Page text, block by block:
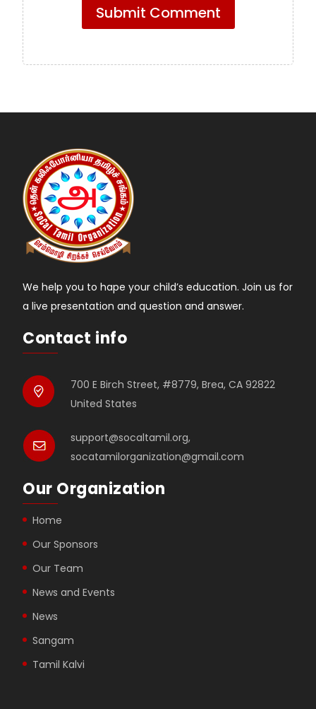
We help you to hape your child’s education. Join us for
a live presentation and question and answer.
Contact info
700 E Birch Street, #8779, Brea, CA 92822
United States
support@socaltamil.org,
socatamilorganization@gmail.com
Our Organization
Home
Our Sponsors
Our Team
News and Events
News
Sangam
Tamil Kalvi